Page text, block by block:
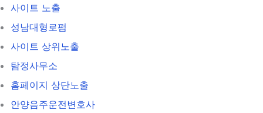
사이트 노출
성남대형로펌
사이트 상위노출
탐정사무소
홈페이지 상단노출
안양음주운전변호사